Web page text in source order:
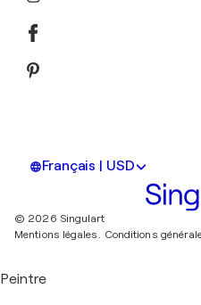
Français | USD
© 2026 Singulart
Mentions légales. Conditions
Peintre